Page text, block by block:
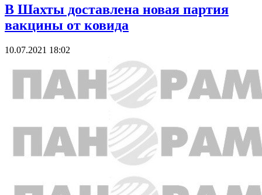
В Шахты доставлена новая партия
вакцины от ковида
10.07.2021 18:02